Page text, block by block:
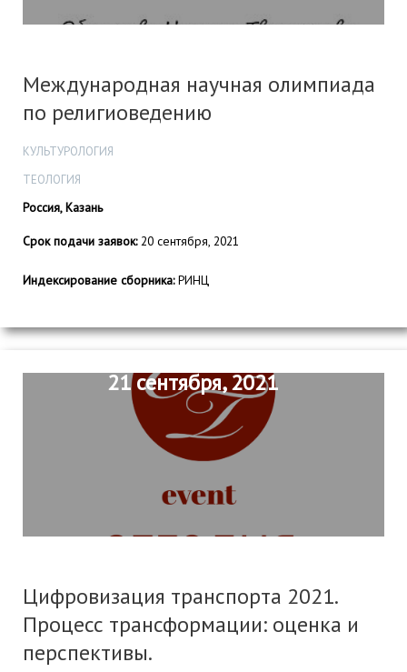
Международная научная олимпиада
по религиоведению
КУЛЬТУРОЛОГИЯ
ТЕОЛОГИЯ
Россия, Казань
Срок подачи заявок:20 сентября, 2021
Индексирование сборника:РИНЦ
21 сентября, 2021
Цифровизация транспорта 2021.
Процесс трансформации: оценка и
перспективы.